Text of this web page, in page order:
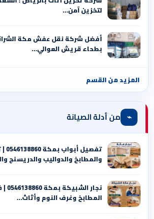
لتخزين آمن…
أفضل شركة نقل عفش مكة
بطحاء قريش العوالي…
المزيد من القسم
⌁ من أدلة الصيانة
والمطابخ والدواليب والدريسنج
المطابخ وغرف النوم وأثاث…